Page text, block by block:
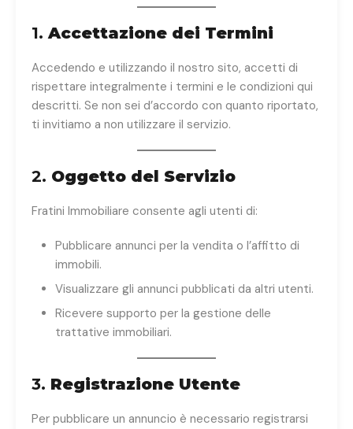
1.Accettazione dei Termini
Accedendo e utilizzando il nostro sito, accetti di
rispettare integralmente i termini e le condizioni qui
descritti. Se non sei d’accordo con quanto riportato,
ti invitiamo a non utilizzare il servizio.
2. Oggetto del Servizio
Fratini Immobiliare consente agli utenti di:
Pubblicare annunci per la vendita o l’affitto di
immobili.
Visualizzare gli annunci pubblicati da altri utenti.
Ricevere supporto per la gestione delle
trattative immobiliari.
3. Registrazione Utente
Per pubblicare un annuncio è necessario registrarsi